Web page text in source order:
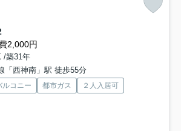
2,000円
/築31年
「西神南」駅 徒歩55分
ルコニー 都市ガス
２人入居可